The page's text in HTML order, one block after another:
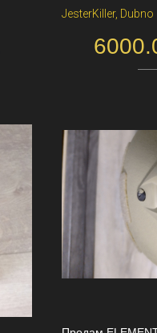
JesterKiller, Dubno